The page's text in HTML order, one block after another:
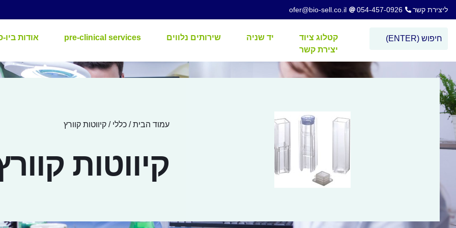
ליצירת קשר 054-457-0926
ofer@bio-sell.co.il
קטלוג ציוד יד שניה שירותים נלווים pre-clinical services
אודות
יצירת קשר
עמוד הבית/כללי / קיווטות קוורץ
קיווטות